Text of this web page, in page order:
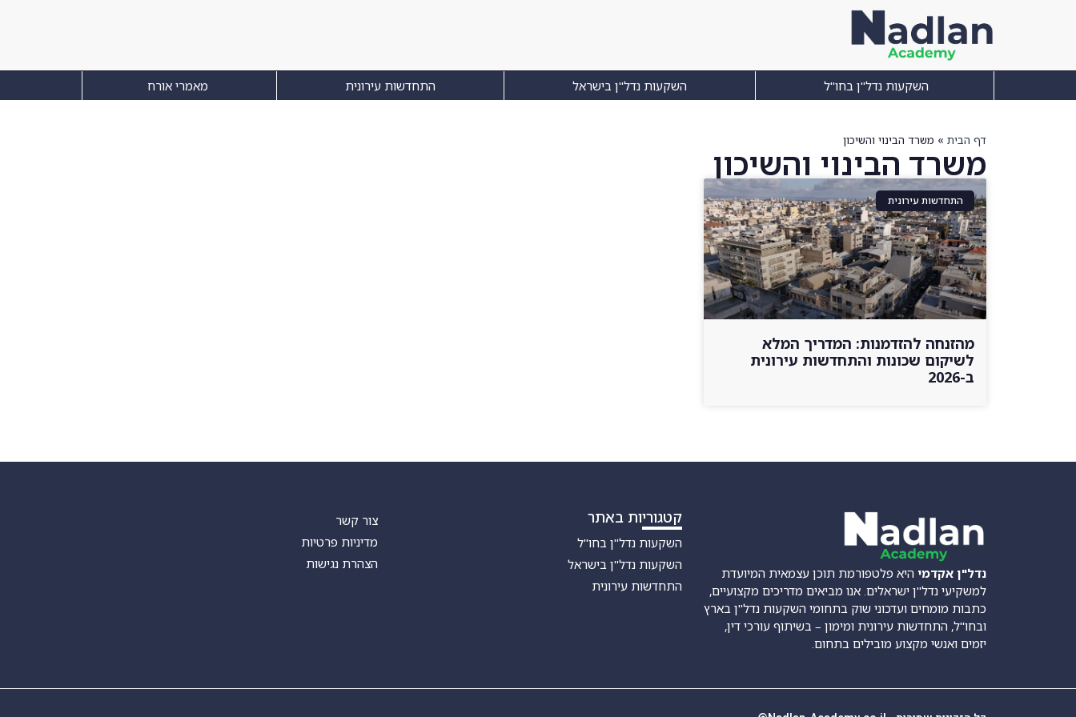
השקעות נדל"ן בחו"ל השקעות נדל"ן בישראל התחדשות עירונית מאמרי אורח
דף הבית » משרד הבינוי והשיכון
משרד הבינוי והשיכון
התחדשות עירונית
מהזנחה להזדמנות: המדריך המלא
לשיקום שכונות והתחדשות עירונית
ב-2026
נדל"ן אקדמי היא פלטפורמת תוכן עצמאית המיועדת
למשקיעי נדל"ן ישראלים. אנו מביאים מדריכים מקצועיים,
כתבות מומחים ועדכוני שוק בתחומי השקעות נדל"ן בארץ
ובחו"ל, התחדשות עירונית ומימון – בשיתוף עורכי דין,
יזמים ואנשי מקצוע מובילים בתחום.
קטגוריות באתר
השקעות נדל"ן בחו"ל
השקעות נדל"ן בישראל
התחדשות עירונית
צור קשר
מדיניות פרטיות
הצהרת נגישות